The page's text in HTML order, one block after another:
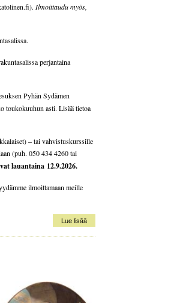
Ilmoittaudu myös,
perjantaina
Pyhän Sydämen
toukokuuhun asti. Lisää tietoa
– tai vahvistuskurssille
(puh. 050 434 4260 tai
lauantaina 12.9.2026.
ilmoittamaan meille
Lue lisää